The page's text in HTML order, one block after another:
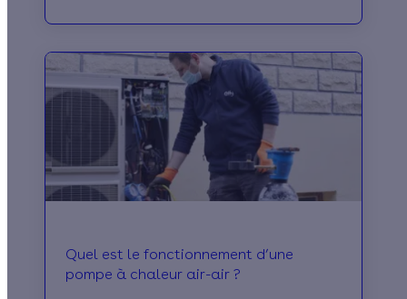
Quel est le fonctionnement d’une
pompe à chaleur air-air ?